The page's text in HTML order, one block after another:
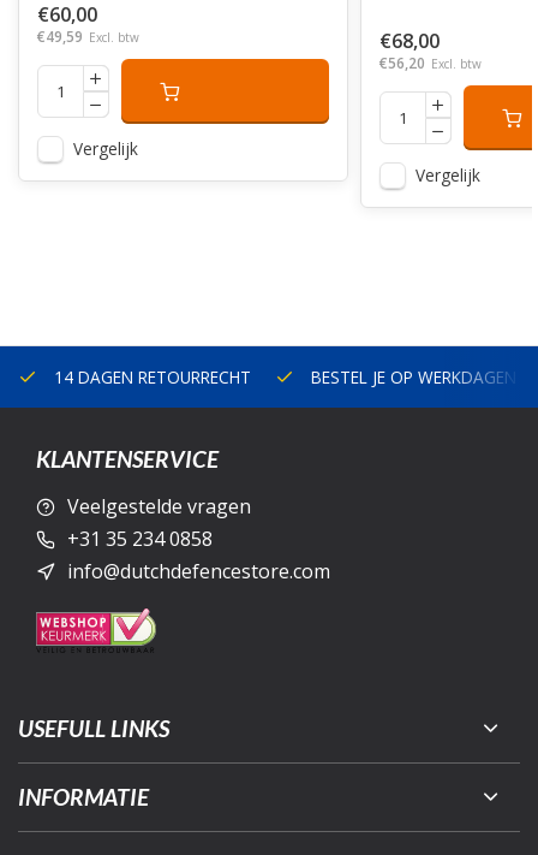
€60,00
€49,59 Excl. btw
Vergelijk
€68,00
€56,20 Excl. btw
Vergelijk
14 DAGEN RETOURRECHT BESTEL JE OP WERKDAGEN
KLANTENSERVICE
Veelgestelde vragen
+31 35 234 0858
info@dutchdefencestore.com
USEFULL LINKS
INFORMATIE